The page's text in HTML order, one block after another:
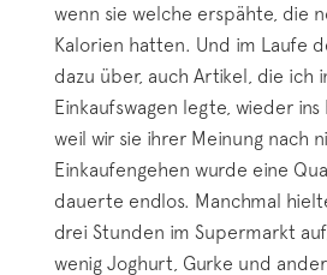
wenn sie welche erspähte, die
Kalorien hatten. Und im Laufe
dazu über, auch Artikel, die ich
Einkaufswagen legte, wieder ins
weil wir sie ihrer Meinung nach
Einkaufengehen wurde eine
dauerte endlos. Manchmal
drei Stunden im Supermarkt
wenig Joghurt, Gurke und